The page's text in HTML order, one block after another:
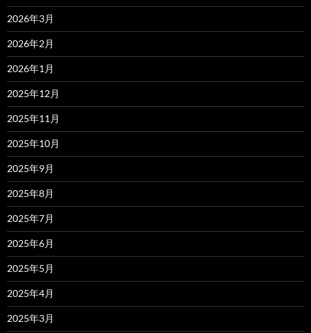
2026年3月
2026年2月
2026年1月
2025年12月
2025年11月
2025年10月
2025年9月
2025年8月
2025年7月
2025年6月
2025年5月
2025年4月
2025年3月